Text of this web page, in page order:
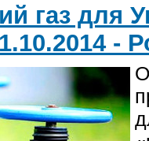
газ для
-